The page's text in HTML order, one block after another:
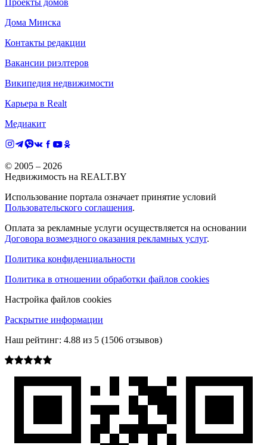
Проекты домов
Дома Минска
Контакты редакции
Вакансии риэлтеров
Википедия недвижимости
Карьера в Realt
Медиакит
© 2005 – 2026
Недвижимость на REALT.BY
Использование портала означает принятие условий
Пользовательского соглашения.
Оплата за рекламные услуги осуществляется на основании
Договора возмездного оказания рекламных услуг.
Политика конфиденциальности
Политика в отношении обработки файлов cookies
Настройка файлов cookies
Раскрытие информации
Наш рейтинг: 4.88 из 5 (1506 отзывов)